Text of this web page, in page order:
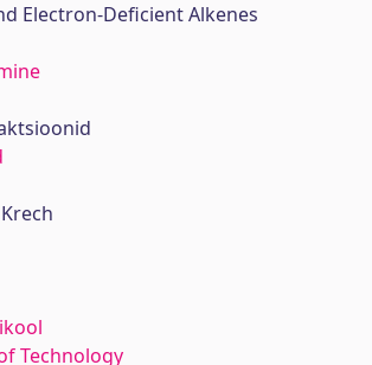
Electron-Deficient Alkenes
Technology